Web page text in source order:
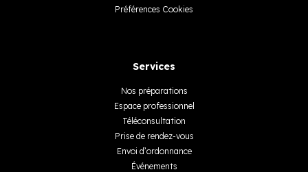
Préférences Cookies
Services
Nos préparations
Espace professionnel
Téléconsultation
Prise de rendez-vous
Envoi d’ordonnance
Événements